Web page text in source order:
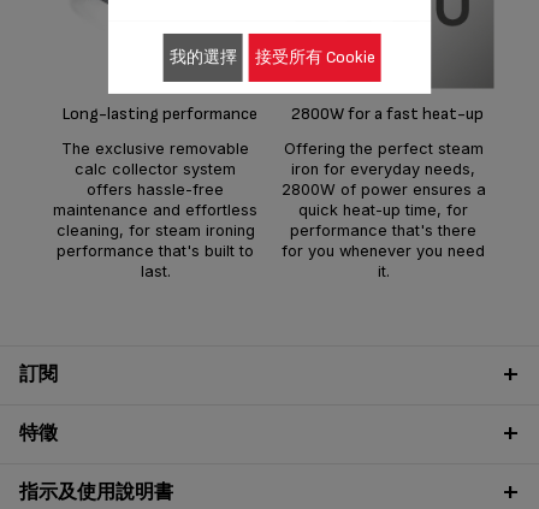
Long-lasting performance
The exclusive removable
calc collector system
offers hassle-free
maintenance and effortless
cleaning, for steam ironing
performance that's built to
last.
2800W for a fast heat-up
Offering the perfect steam
iron for everyday needs,
2800W of power ensures a
quick heat-up time, for
performance that's there
for you whenever you need
it.
訂閱
特徵
指示及使用說明書
我的選擇 接受所有 Cookie